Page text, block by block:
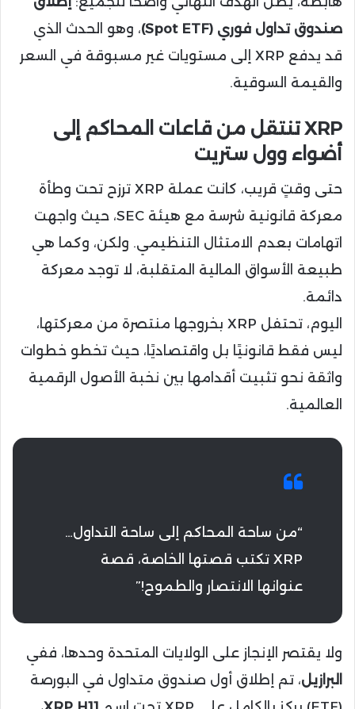
صندوق تداول فوري (Spot ETF)
، وهو الحدث الذي
قد يدفع XRP إلى مستويات غير مسبوقة في السعر
والقيمة السوقية.
XRP تنتقل من قاعات المحاكم إلى
أضواء وول ستريت
حتى وقتٍ قريب، كانت عملة XRP ترزح تحت وطأة
معركة قانونية شرسة مع هيئة SEC، حيث واجهت
اتهامات بعدم الامتثال التنظيمي. ولكن، وكما هي
طبيعة الأسواق المالية المتقلبة، لا توجد معركة
دائمة.
اليوم، تحتفل XRP بخروجها منتصرة من معركتها،
ليس فقط قانونيًا بل واقتصاديًا، حيث تخطو خطوات
واثقة نحو تثبيت أقدامها بين نخبة الأصول الرقمية
العالمية.
“من ساحة المحاكم إلى ساحة التداول…
XRP تكتب قصتها الخاصة، قصة
عنوانها الانتصار والطموح!”
ولا يقتصر الإنجاز على الولايات المتحدة وحدها، ففي
البرازيل، تم إطلاق أول صندوق متداول في البورصة